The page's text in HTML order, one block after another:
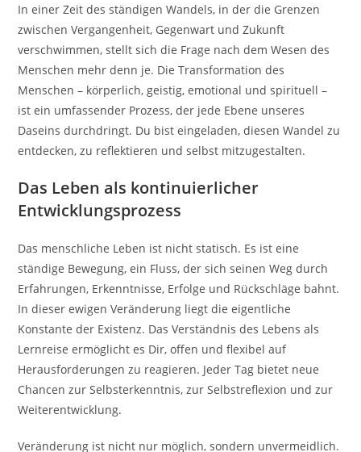
In einer Zeit des ständigen Wandels, in der die Grenzen
zwischen Vergangenheit, Gegenwart und Zukunft
verschwimmen, stellt sich die Frage nach dem Wesen des
Menschen mehr denn je. Die Transformation des
Menschen – körperlich, geistig, emotional und spirituell –
ist ein umfassender Prozess, der jede Ebene unseres
Daseins durchdringt. Du bist eingeladen, diesen Wandel zu
entdecken, zu reflektieren und selbst mitzugestalten.
Das Leben als kontinuierlicher
Entwicklungsprozess
Das menschliche Leben ist nicht statisch. Es ist eine
ständige Bewegung, ein Fluss, der sich seinen Weg durch
Erfahrungen, Erkenntnisse, Erfolge und Rückschläge bahnt.
In dieser ewigen Veränderung liegt die eigentliche
Konstante der Existenz. Das Verständnis des Lebens als
Lernreise ermöglicht es Dir, offen und flexibel auf
Herausforderungen zu reagieren. Jeder Tag bietet neue
Chancen zur Selbsterkenntnis, zur Selbstreflexion und zur
Weiterentwicklung.
Veränderung ist nicht nur möglich, sondern unvermeidlich.